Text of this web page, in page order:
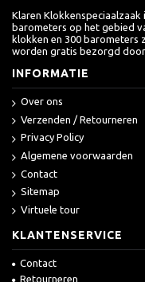
Klaren
barometers op het gebied
klokken en 300
worden gratis bezorgd
INFORMATIE
Over ons
Verzenden / Retourneren
Privacy Policy
Algemene voorwaarden
Contact
Sitemap
Virtuele tour
KLANTENSERVICE
Contact
Retourneren